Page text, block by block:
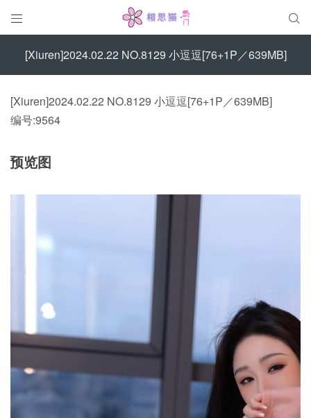
 
[Xiuren]2024.02.22 NO.8129 小逗逗[76+1P／639MB]
[Xiuren]2024.02.22 NO.8129 小逗逗[76+1P／639MB]
编号:9564
预览图